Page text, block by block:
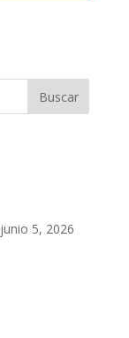
junio 5, 2026